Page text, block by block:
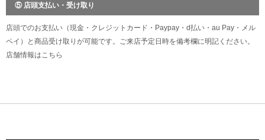
⑤ 店頭支払い・受け取り
店頭でのお支払い（現金・クレジットカード・Paypay・d払い・au Pay・メル
ペイ）と商品受け取りが可能です。ご来店予定日時を備考欄に明記ください。
店舗情報は こちら